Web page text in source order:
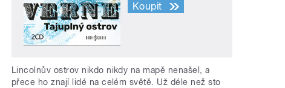
Koupit
Lincolnův ostrov nikdo nikdy na mapě nenašel, a
přece ho znají lidé na celém světě. Už déle než sto